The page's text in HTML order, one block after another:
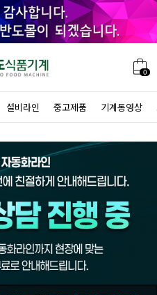
0
설비라인 중고제품 기계동영상